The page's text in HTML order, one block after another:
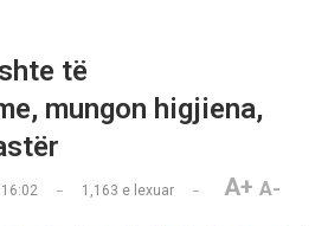
të
mungon higjiena,
1,163 e lexuar A+ A-